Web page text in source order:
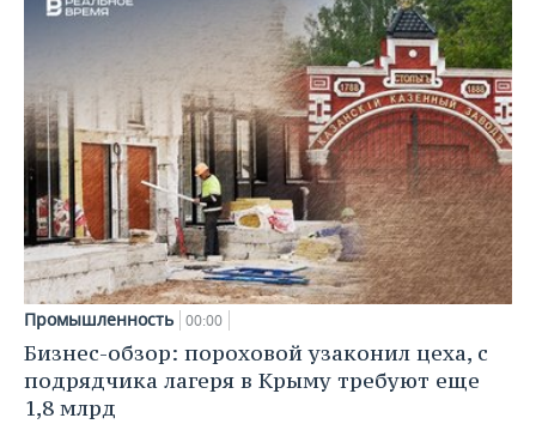
Промышленность 00:00
Бизнес-обзор: пороховой узаконил цеха, с
подрядчика лагеря в Крыму требуют еще
1,8 млрд